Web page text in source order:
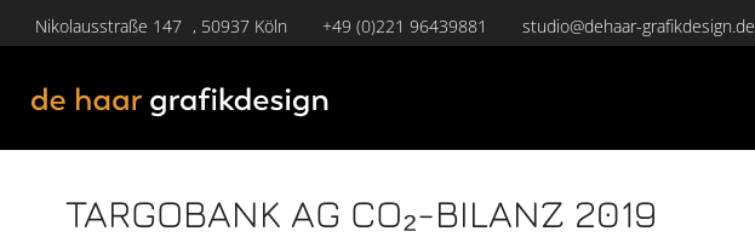
Nikolausstraße 147 , 50937 Köln +49 (0)221 96439881 studio@dehaar-grafikdesign.de
TARGOBANK AG CO₂-BILANZ 2019